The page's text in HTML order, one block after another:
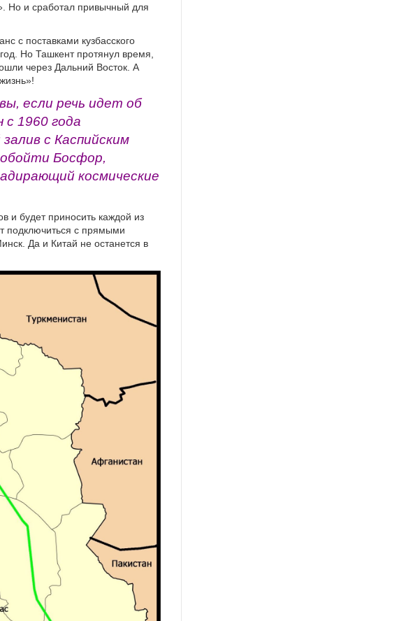
Но и сработал привычный для
с поставками кузбасского
Но Ташкент протянул время,
через Дальний Восток. А
если речь идет об
с 1960 года
с Каспийским
Босфор,
космические
и будет приносить каждой из
подключиться с прямыми
Да и Китай не останется в